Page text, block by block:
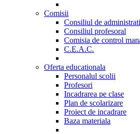
Comisii
Consiliul de
Consiliul profesoral
Comisia de control
C.E.A.C.
Oferta educationala
Personalul scolii
Profesori
Incadrarea pe clase
Plan de scolarizare
Proiect de incadrare
Baza materiala